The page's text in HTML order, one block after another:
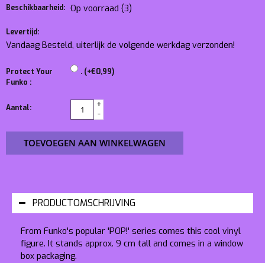
Beschikbaarheid: Op voorraad (3)
Levertijd:
Vandaag Besteld, uiterlijk de volgende werkdag verzonden!
Protect Your
Funko :
. (+€0,99)
Aantal:
+
-
TOEVOEGEN AAN WINKELWAGEN
PRODUCTOMSCHRIJVING
From Funko's popular 'POP!' series comes this cool vinyl
figure. It stands approx. 9 cm tall and comes in a window
box packaging.